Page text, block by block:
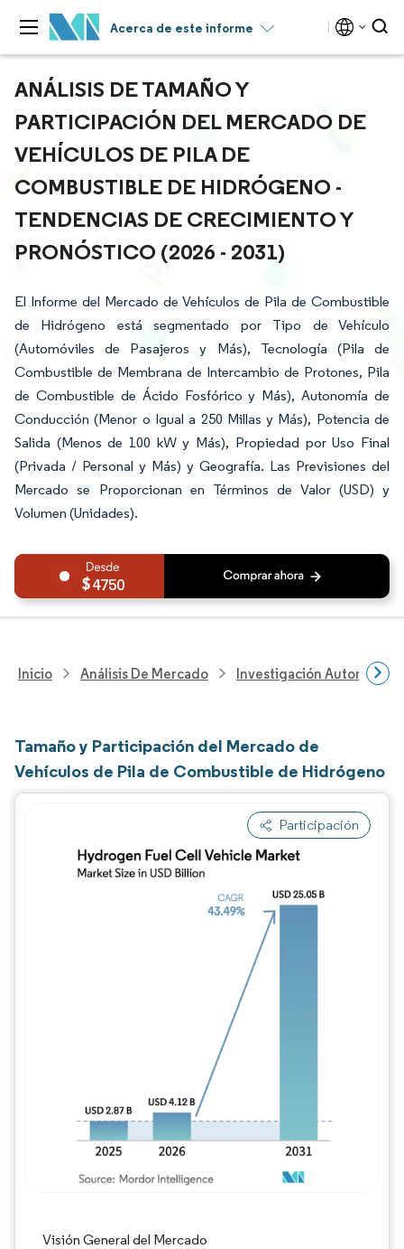
Acerca de este informe
ANÁLISIS DE TAMAÑO Y
PARTICIPACIÓN DEL MERCADO DE
VEHÍCULOS DE PILA DE
COMBUSTIBLE DE HIDRÓGENO -
TENDENCIAS DE CRECIMIENTO Y
PRONÓSTICO (2026 - 2031)
El Informe del Mercado de Vehículos de Pila de Combustible
de Hidrógeno está segmentado por Tipo de Vehículo
(Automóviles de Pasajeros y Más), Tecnología (Pila de
Combustible de Membrana de Intercambio de Protones, Pila
de Combustible de Ácido Fosfórico y Más), Autonomía de
Conducción (Menor o Igual a 250 Millas y Más), Potencia de
Salida (Menos de 100 kW y Más), Propiedad por Uso Final
(Privada / Personal y Más) y Geografía. Las Previsiones del
Mercado se Proporcionan en Términos de Valor (USD) y
Volumen (Unidades).
4750
Inicio Análisis De Mercado Investigación Automotriz
Tamaño y Participación del Mercado de
Vehículos de Pila de Combustible de Hidrógeno
Participación
Visión General del Mercado
Imagen © Mordor Intelligence. El uso